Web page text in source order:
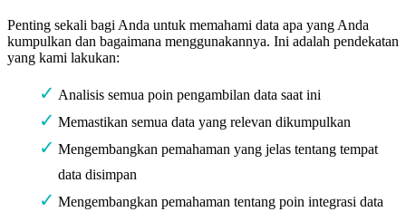
Penting sekali bagi Anda untuk memahami data apa yang Anda
kumpulkan dan bagaimana menggunakannya. Ini adalah pendekatan
yang kami lakukan:
Analisis semua poin pengambilan data saat ini
Memastikan semua data yang relevan dikumpulkan
Mengembangkan pemahaman yang jelas tentang tempat
data disimpan
Mengembangkan pemahaman tentang poin integrasi data